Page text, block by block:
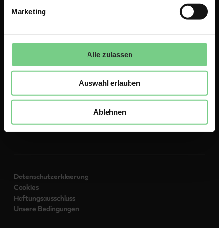
Marketing
Alle zulassen
Auswahl erlauben
Ablehnen
Zu glimble.de
Datenschutzerklaerung
Cookies
Haftungsausschluss
Unsere Bedingungen